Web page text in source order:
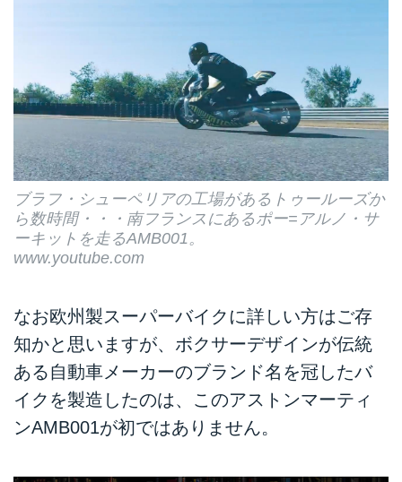
ブラフ・シューペリアの工場があるトゥールーズか
ら数時間・・・南フランスにあるポー=アルノ・サ
ーキットを走るAMB001。
www.youtube.com
なお欧州製スーパーバイクに詳しい方はご存
知かと思いますが、ボクサーデザインが伝統
ある自動車メーカーのブランド名を冠したバ
イクを製造したのは、このアストンマーティ
ンAMB001が初ではありません。